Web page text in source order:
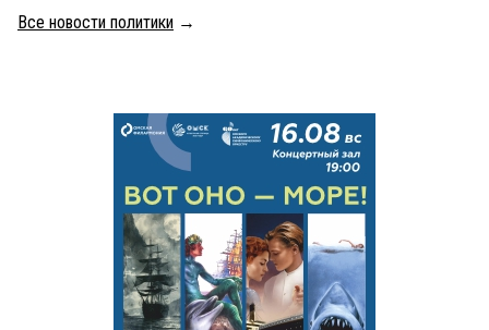
Все новости политики →